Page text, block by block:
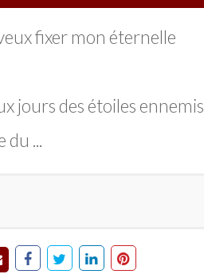
fixer mon éternelle
jours des étoiles ennemis
du ...